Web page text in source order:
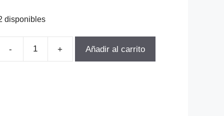
disponibles
- + Añadir al carrito